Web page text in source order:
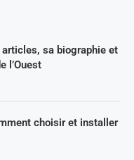
articles, sa biographie et
l’Ouest
choisir et installer